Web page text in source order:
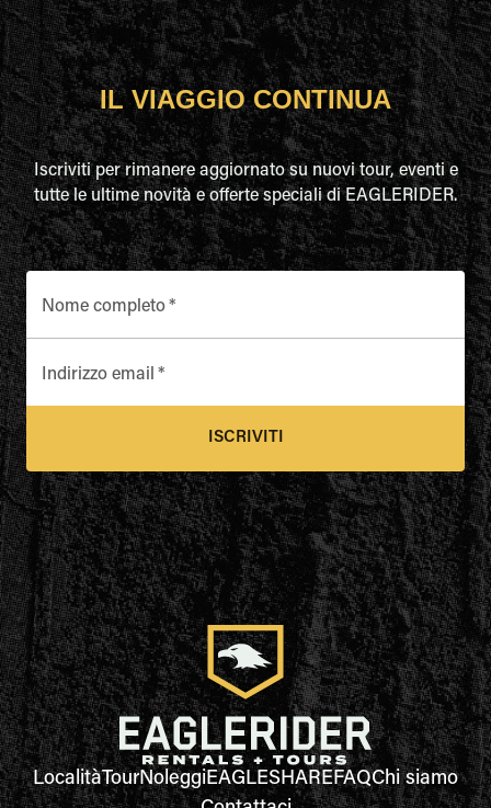
IL VIAGGIO CONTINUA
Iscriviti per rimanere aggiornato su nuovi tour, eventi e
tutte le ultime novità e offerte speciali di EAGLERIDER.
Nome completo*
Indirizzo email *
ISCRIVITI
LocalitàTourNoleggiEAGLESHAREFAQChi siamo